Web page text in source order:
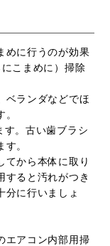
めに行うのが効果
こまめに）掃除
ベランダなどでほ
。古い歯ブラシ
。
から本体に取り
すると汚れがつき
分に行いましょ
エアコン内部用掃